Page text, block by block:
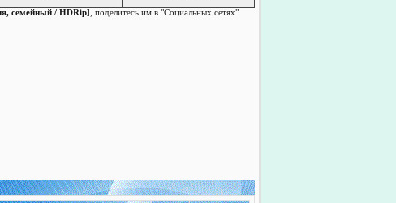
семейный / HDRip] , поделитесь им в "Социальных сетях".